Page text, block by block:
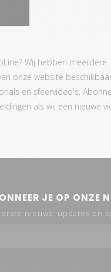
Wij hebben meerdere
onze website
en sfeervideo's.
als wij een nieuwe
JE OP ONZE
nieuws, updates en